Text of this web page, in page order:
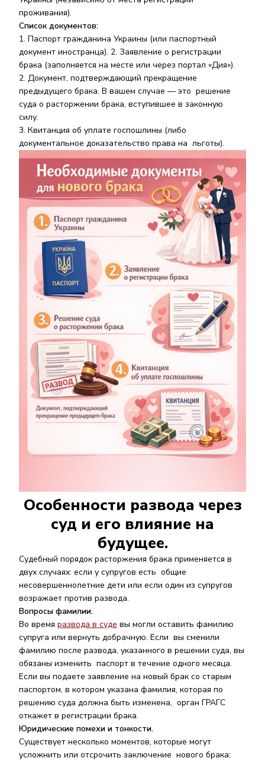
проживания).
Список документов:
Паспорт гражданина Украины (или паспортный
документ иностранца). 2. Заявление о регистрации
брака (заполняется на месте или через портал «Дия»).
Документ, подтверждающий прекращение
предыдущего брака. В вашем случае — это решение
суда о расторжении брака, вступившее в законную
силу.
Квитанция об уплате госпошлины (либо
документальное доказательство права на льготы).
Особенности развода через
суд и его влияние на
будущее.
Судебный порядок расторжения брака применяется в
двух случаях: если у супругов есть общие
несовершеннолетние дети или если один из супругов
возражает против развода.
Вопросы фамилии.
Во время развода в суде вы могли оставить фамилию
супруга или вернуть добрачную. Если вы сменили
фамилию после развода, указанного в решении суда, вы
обязаны изменить паспорт в течение одного месяца.
Если вы подаете заявление на новый брак со старым
паспортом, в котором указана фамилия, которая по
решению суда должна быть изменена, орган ГРАГС
откажет в регистрации брака.
Юридические помехи и тонкости.
Существует несколько моментов, которые могут
усложнить или отсрочить заключение нового брака: